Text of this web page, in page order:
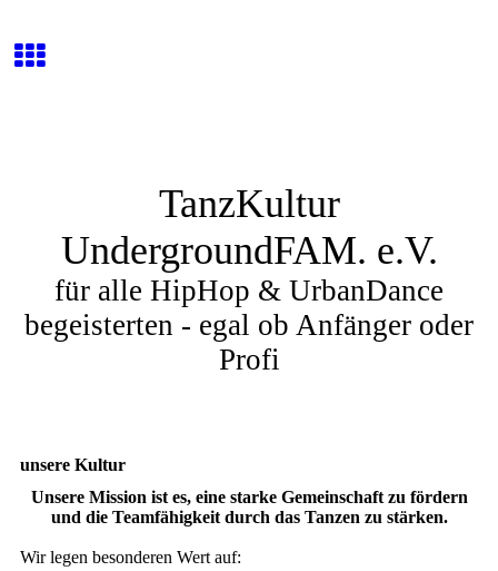
TanzKultur
UndergroundFAM. e.V.
für alle HipHop & UrbanDance
begeisterten - egal ob Anfänger oder
Profi
unsere Kultur
Unsere Mission ist es, eine starke Gemeinschaft zu fördern
und die Teamfähigkeit durch das Tanzen zu stärken.
Wir legen besonderen Wert auf: